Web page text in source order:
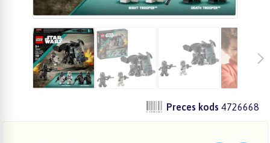
Preces kods 4726668